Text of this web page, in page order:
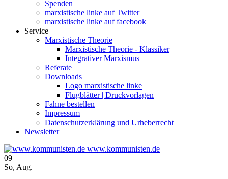
Spenden
marxistische linke auf Twitter
marxistische linke auf facebook
Service
Marxistische Theorie
Marxistische Theorie - Klassiker
Integrativer Marxismus
Referate
Downloads
Logo marxistische linke
Flugblätter | Druckvorlagen
Fahne bestellen
Impressum
Datenschutzerklärung und Urheberrecht
Newsletter
www.kommunisten.de
09
So, Aug.